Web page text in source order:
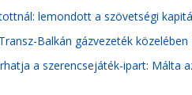
lemondott a szövetségi
Balkán gázvezeték közelében
a szerencsejáték-ipart: Málta